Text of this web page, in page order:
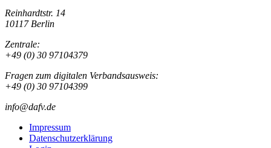
Reinhardtstr. 14
10117 Berlin
Zentrale:
+49 (0) 30 97104379
Fragen zum digitalen Verbandsausweis:
+49 (0) 30 97104399
info@dafv.de
Impressum
Datenschutzerklärung